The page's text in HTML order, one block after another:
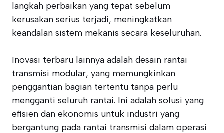
langkah perbaikan yang tepat sebelum
kerusakan serius terjadi, meningkatkan
keandalan sistem mekanis secara keseluruhan.
Inovasi terbaru lainnya adalah desain rantai
transmisi modular, yang memungkinkan
penggantian bagian tertentu tanpa perlu
mengganti seluruh rantai. Ini adalah solusi yang
efisien dan ekonomis untuk industri yang
bergantung pada rantai transmisi dalam operasi